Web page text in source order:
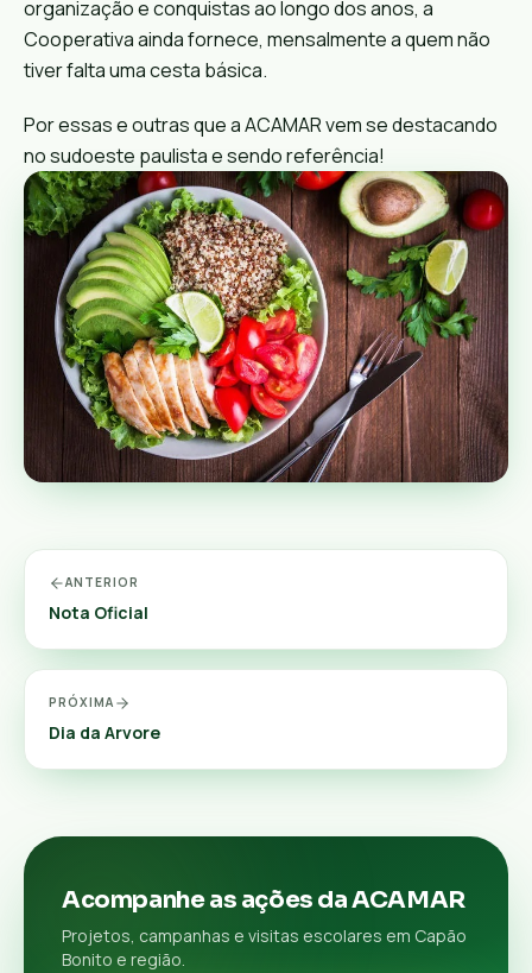
organização e conquistas ao longo dos anos, a
Cooperativa ainda fornece, mensalmente a quem não
tiver falta uma cesta básica.
Por essas e outras que a ACAMAR vem se destacando
no sudoeste paulista e sendo referência!
ANTERIOR
Nota Oficial
PRÓXIMA
Dia da Arvore
Acompanhe as ações da ACAMAR
Projetos, campanhas e visitas escolares em Capão
Bonito e região.